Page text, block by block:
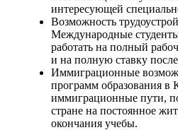
интересующей
Возможность
Международные
работать на полный
и на полную ставку
Иммиграционные
программ образования в
иммиграционные пути,
стране на постоянное
окончания учебы.